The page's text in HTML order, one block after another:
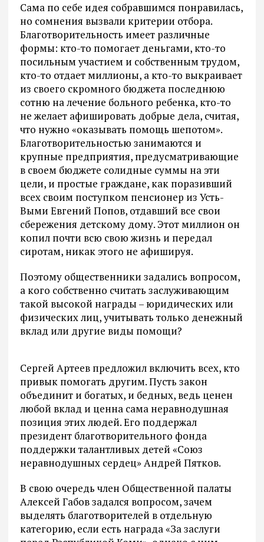
Сама по себе идея собравшимся понравилась,
но сомнения вызвали критерии отбора.
Благотворительность имеет различные
формы: кто-то помогает деньгами, кто-то
посильным участием и собственным трудом,
кто-то отдает миллионы, а кто-то выкраивает
из своего скромного бюджета последнюю
сотню на лечение больного ребенка, кто-то
не желает афишировать добрые дела, считая,
что нужно «оказывать помощь шепотом».
Благотворительностью занимаются и
крупные предприятия, предусматривающие
в своем бюджете солидные суммы на эти
цели, и простые граждане, как поразивший
всех своим поступком пенсионер из Усть-
Выми Евгений Попов, отдавший все свои
сбережения детскому дому. Этот миллион он
копил почти всю свою жизнь и передал
сиротам, никак этого не афишируя.
Поэтому общественники задались вопросом,
а кого собственно считать заслуживающим
такой высокой награды – юридических или
физических лиц, учитывать только денежный
вклад или другие виды помощи?
Сергей Артеев предложил включить всех, кто
привык помогать другим. Пусть закон
объединит и богатых, и бедных, ведь ценен
любой вклад и ценна сама неравнодушная
позиция этих людей. Его поддержал
президент благотворительного фонда
поддержки талантливых детей «Союз
неравнодушных сердец» Андрей Пятков.
В свою очередь член Общественной палаты
Алексей Габов задался вопросом, зачем
выделять благотворителей в отдельную
категорию, если есть награда «За заслуги